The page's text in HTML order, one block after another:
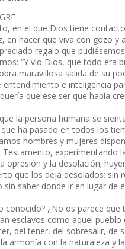
en el que Dios tiene
en hacer que viva con gozo y
regalo que
“Y vio Dios, que todo era
maravillosa salida de su
e inteligencia
que ese ser que había
la persona humana se
ha pasado en todos los
hombres y mujeres
experimentando
opresión y la desolación;
que los deja desolados;
saber donde ir en lugar de
conocido? ¿No os parece
esclavos como aquel
del tener, del sobresalir,
armonía con la naturaleza y